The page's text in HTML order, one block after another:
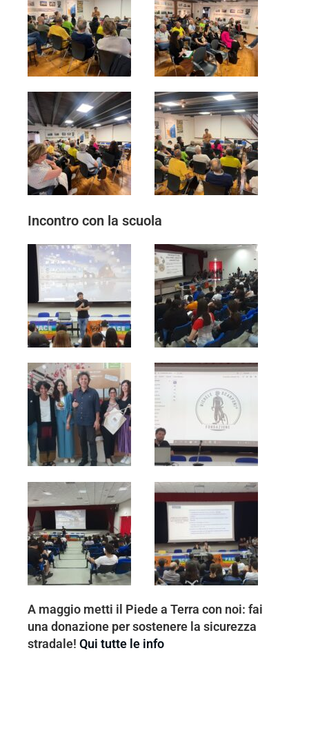
Incontro con la scuola
A maggio metti il Piede a Terra con noi: fai
una donazione per sostenere la sicurezza
stradale! Qui tutte le info